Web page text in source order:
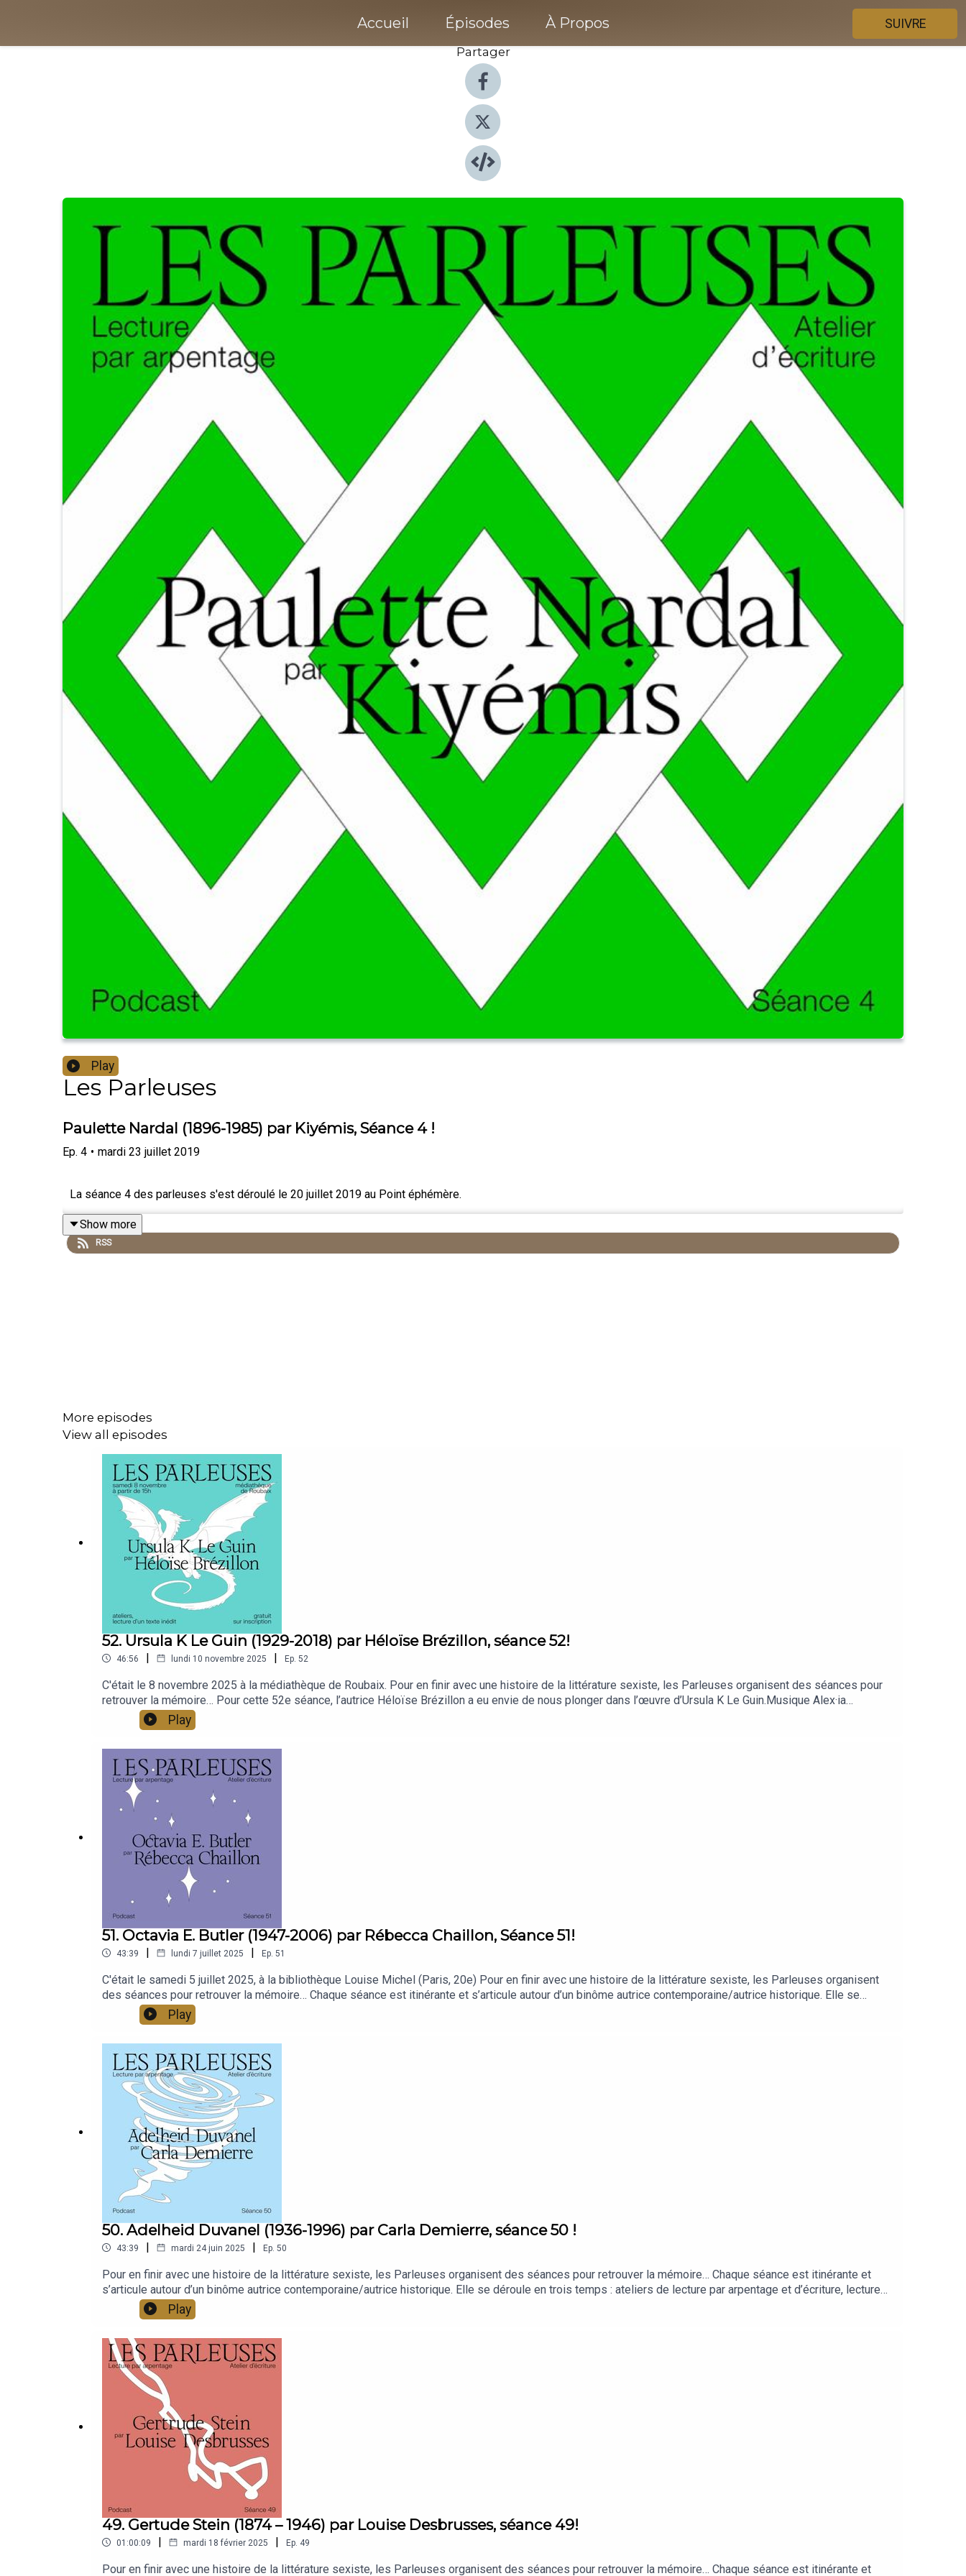
Accueil Épisodes À Propos
SUIVRE
Partager
Play
Les Parleuses
Paulette Nardal (1896-1985) par Kiyémis, Séance 4 !
Ep. 4 • mardi 23 juillet 2019
La séance 4 des parleuses s'est déroulé le 20 juillet 2019 au Point éphémère.
Show more
RSS
More episodes
View all episodes
52. Ursula K Le Guin (1929-2018) par Héloïse Brézillon, séance 52!
46:56 | lundi 10 novembre 2025 | Ep. 52
C'était le 8 novembre 2025 à la médiathèque de Roubaix. Pour en finir avec une histoire de la littérature sexiste, les Parleuses organisent des séances pour
retrouver la mémoire… Pour cette 52e séance, l’autrice Héloïse Brézillon a eu envie de nous plonger dans l’œuvre d’Ursula K Le Guin.Musique Alex·ia
CharoudSaxophone Louise Frago
Play
51. Octavia E. Butler (1947-2006) par Rébecca Chaillon, Séance 51!
43:39 | lundi 7 juillet 2025 | Ep. 51
C'était le samedi 5 juillet 2025, à la bibliothèque Louise Michel (Paris, 20e) Pour en finir avec une histoire de la littérature sexiste, les Parleuses organisent
des séances pour retrouver la mémoire… Chaque séance est itinérante et s’articule autour d’un binôme autrice contemporaine/autrice historique. Elle se
déroule en trois temps : ateliers de lecture par arpentage et d’écriture, lecture d’un texte inédit et un podcast diffusé sur toutes les plateformes d’écoute.
Pour cette 51e séance, l’autrice metteuse en scène Rébecca Chaillon a eu envie de nous plonger dans l’œuvre d’Octavia E. Butler.
Play
50. Adelheid Duvanel (1936-1996) par Carla Demierre, séance 50 !
43:39 | mardi 24 juin 2025 | Ep. 50
Pour en finir avec une histoire de la littérature sexiste, les Parleuses organisent des séances pour retrouver la mémoire… Chaque séance est itinérante et
s’articule autour d’un binôme autrice contemporaine/autrice historique. Elle se déroule en trois temps : ateliers de lecture par arpentage et d’écriture, lecture
d’un texte inédit et un podcast diffusé sur toutes les plateformes d’écoute. Avec cette 50e séance, imaginée avec le festival De Guingois de la librairie Le
Monte en l'air, l’autrice Carla Demierre nous plonge dans l’œuvre d'Adelheid Duvanel.
Play
49. Gertude Stein (1874 – 1946) par Louise Desbrusses, séance 49!
01:00:09 | mardi 18 février 2025 | Ep. 49
Pour en finir avec une histoire de la littérature sexiste, les Parleuses organisent des séances pour retrouver la mémoire… Chaque séance est itinérante et